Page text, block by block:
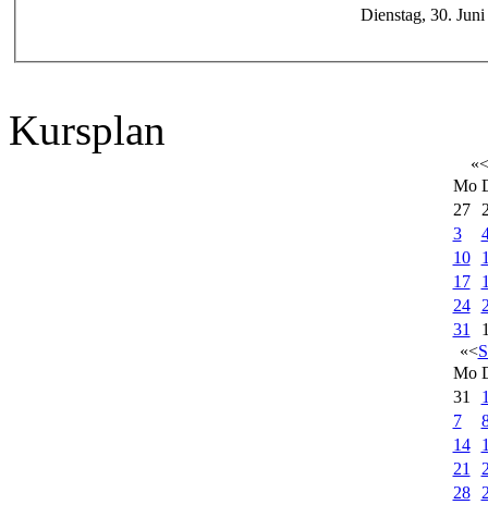
Dienstag, 30.
Kursplan
«<
Mo
27
3
10
17
24
31
«<
Mo
31
7
14
21
28